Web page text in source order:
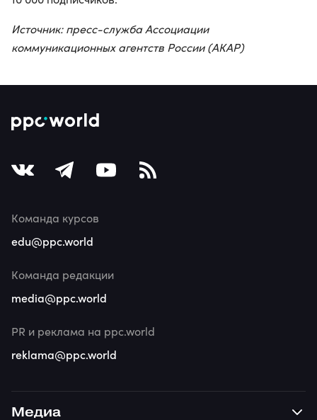
Источник: пресс-служба Ассоциации
коммуникационных агентств России (АКАР)
Медиа
Команда курсов
edu@ppc.world
Команда редакции
media@ppc.world
PR и реклама на ppc.world
reklama@ppc.world